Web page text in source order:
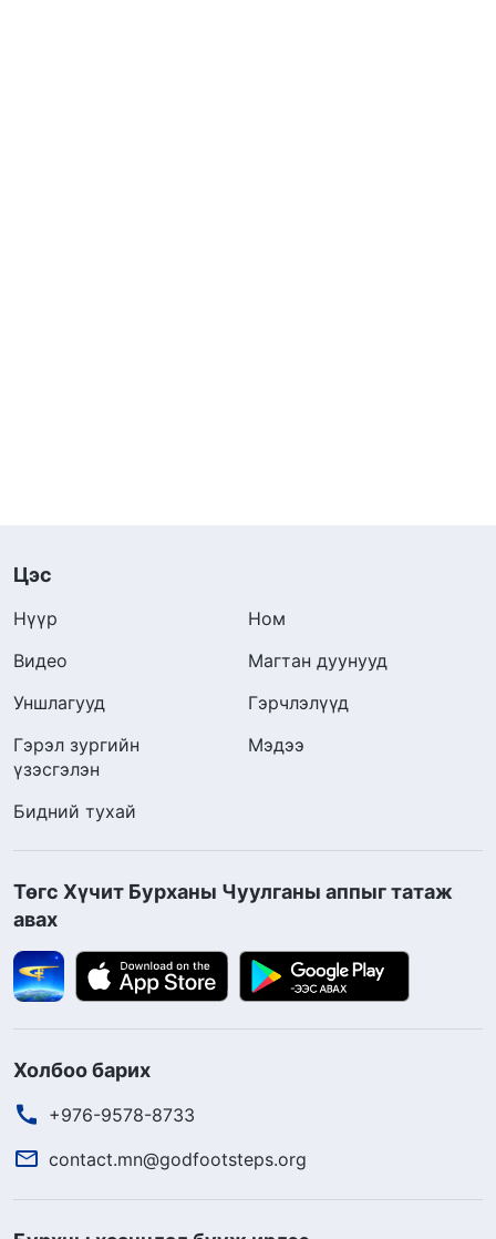
Цэс
Нүүр
Ном
Видео
Магтан дуунууд
Уншлагууд
Гэрчлэлүүд
Гэрэл зургийн
үзэсгэлэн
Мэдээ
Бидний тухай
Төгс Хүчит Бурханы Чуулганы аппыг татаж
авах
Холбоо барих
+976-9578-8733
contact.mn@godfootsteps.org